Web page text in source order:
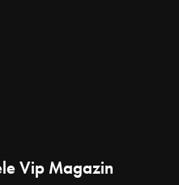
Vip Magazin